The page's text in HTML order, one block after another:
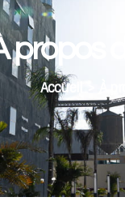
propos
Accueil